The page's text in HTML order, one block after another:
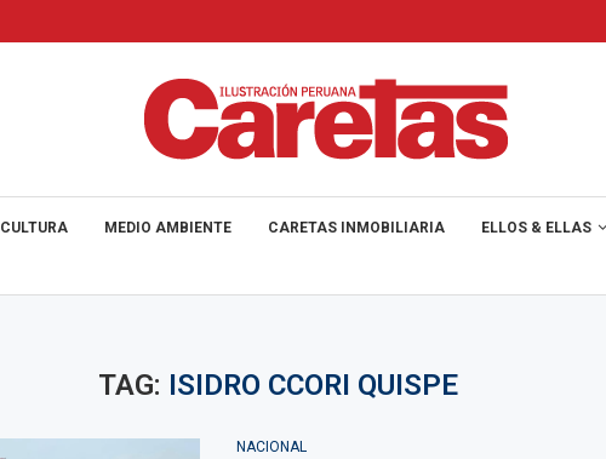
CULTURA MEDIO AMBIENTE CARETAS INMOBILIARIA ELLOS & ELLAS
TAG: ISIDRO CCORI QUISPE
NACIONAL